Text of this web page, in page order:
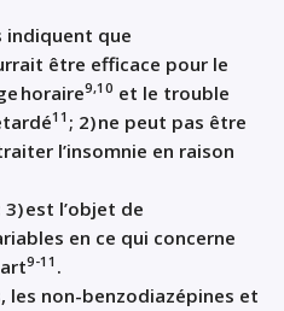
indiquent que
être efficace pour le
horaire9,10 et le trouble
1 1 ; 2) ne peut pas être
l’insomnie en raison
3)est l’objet de
en ce qui concerne
9-11 .
, les non-benzodiazépines et